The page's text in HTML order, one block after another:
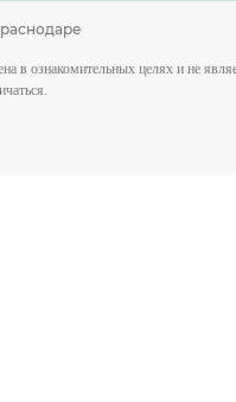
в ознакомительных целях и не